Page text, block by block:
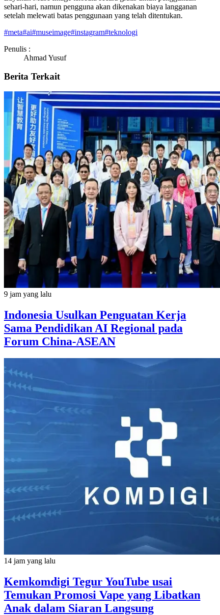
sehari-hari, namun pengguna akan dikenakan biaya langganan
setelah melewati batas penggunaan yang telah ditentukan.
#meta#ai#museimage#instagram#teknologi
Penulis :
Ahmad Yusuf
Berita Terkait
9 jam yang lalu
Indonesia Usulkan Penguatan Kerja
Sama Pendidikan AI Regional pada
Forum China-ASEAN
14 jam yang lalu
Kemkomdigi Tegur YouTube usai
Temukan Promosi Vape yang Libatkan
Anak dalam Siaran Langsung